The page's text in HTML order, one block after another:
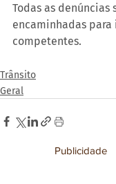
Todas as denúncias
encaminhadas
competentes.
Trânsito
Geral
Publicidade